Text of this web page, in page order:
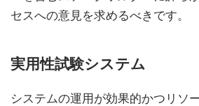
セスへの意見を求めるべきです。
実用性試験システム
システムの運用が効果的かつリソ